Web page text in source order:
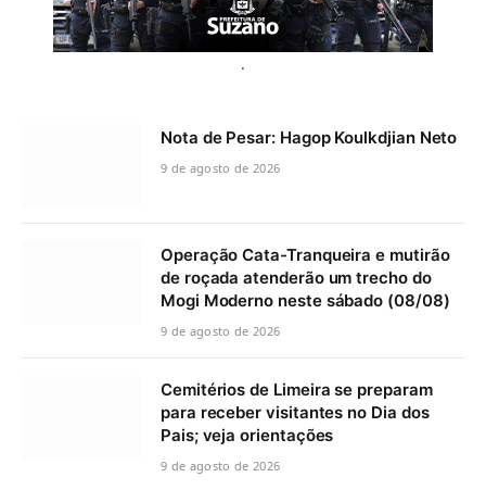
.
Nota de Pesar: Hagop Koulkdjian Neto
9 de agosto de 2026
Operação Cata-Tranqueira e mutirão
de roçada atenderão um trecho do
Mogi Moderno neste sábado (08/08)
9 de agosto de 2026
Cemitérios de Limeira se preparam
para receber visitantes no Dia dos
Pais; veja orientações
9 de agosto de 2026